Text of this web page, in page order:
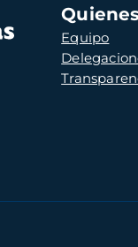
Navegación
principal
Equipo